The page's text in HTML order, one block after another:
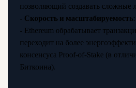
позволяющий создавать сложные
- Скорость и масштабируемость:
- Ethereum обрабатывает
переходит на более
консенсуса Proof-of-Stake (в
Биткоина).